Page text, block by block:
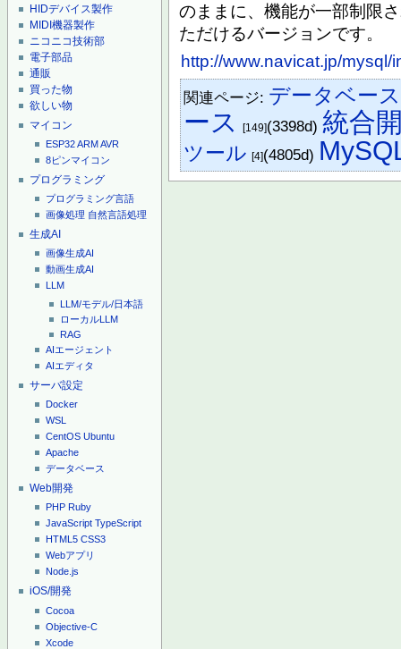
HIDデバイス製作
MIDI機器製作
ニコニコ技術部
電子部品
通販
買った物
欲しい物
マイコン
ESP32ARMAVR
8ピンマイコン
プログラミング
プログラミング言語
画像処理 自然言語処理
生成AI
画像生成AI
動画生成AI
LLM
LLM/モデル/日本語
ローカルLLM
RAG
AIエージェント
AIエディタ
サーバ設定
Docker
WSL
CentOS Ubuntu
Apache
データベース
Web開発
PHP Ruby
JavaScript TypeScript
HTML5 CSS3
Webアプリ
Node.js
iOS/開発
Cocoa
Objective-C
Xcode
のままに、機能が一部制限
ただけるバージョンです。
http://www.navicat.jp/mysql/
関連ページ: データベー
ース [149](3398d)統合
ツール [4](4805d)